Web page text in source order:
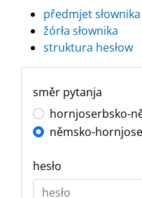
předmjet słownika
žórła słownika
struktura hesłow
směr pytanja
hornjoserbsko-
němsko-
hesło